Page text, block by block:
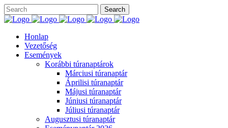
Honlap
Vezetőség
Események
Korábbi túranaptárok
Márciusi túranaptár
Áprilisi túranaptár
Májusi túranaptár
Júniusi túranaptár
Júliusi túranaptár
Augusztusi túranaptár